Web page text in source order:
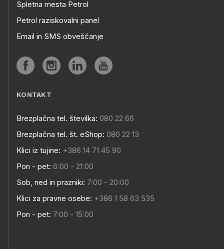
Spletna mesta Petrol
Petrol raziskovalni panel
Email in SMS obveščanje
KONTAKT
Brezplačna tel. številka: 080 22 66
Brezplačna tel. št. eShop: 080 22 13
Klici iz tujine: +386 14 71 45 90
Pon - pet: 6:00 - 21:00
Sob, ned in prazniki: 7:00 - 20:00
Klici za pravne osebe: +386 1 58 63 535
Pon - pet: 7:00 - 15:00